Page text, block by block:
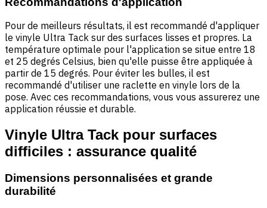
Pour de meilleurs résultats, il est recommandé d'appliquer
le vinyle Ultra Tack sur des surfaces lisses et propres. La
température optimale pour l'application se situe entre 18
et 25 degrés Celsius, bien qu'elle puisse être appliquée à
partir de 15 degrés. Pour éviter les bulles, il est
recommandé d'utiliser une raclette en vinyle lors de la
pose. Avec ces recommandations, vous vous assurerez une
application réussie et durable.
Vinyle Ultra Tack pour surfaces
difficiles : assurance qualité
Dimensions personnalisées et grande
durabilité